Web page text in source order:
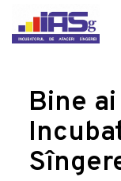
Bine